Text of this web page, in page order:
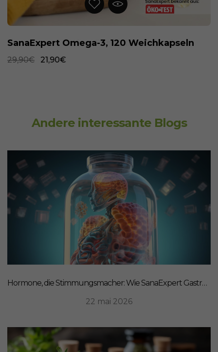
SanaExpert Omega-3, 120 Weichkapseln
29,90€ 21,90€
Andere interessante Blogs
Hormone, die Stimmungsmacher: Wie SanaExpert Gastro Forte Ihre Darm-Hirn-Verbindung unterstützt
22 mai 2026